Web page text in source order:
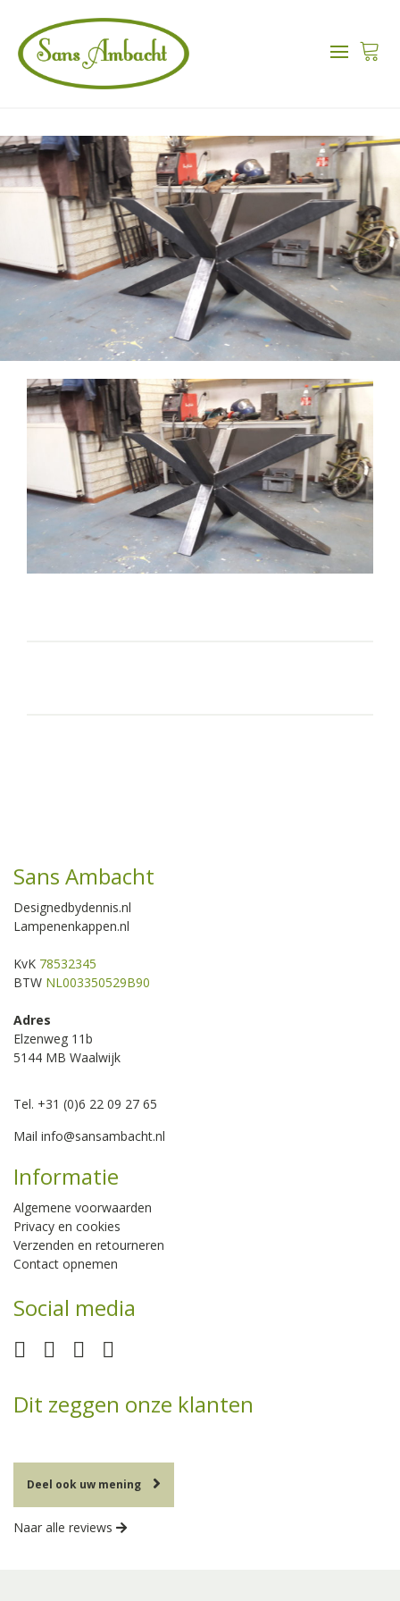
Sans Ambacht
Designedbydennis.nl
Lampenenkappen.nl
KvK 78532345
BTW NL003350529B90
Adres
Elzenweg 11b
5144 MB Waalwijk
Tel. +31 (0)6 22 09 27 65
Mail info@sansambacht.nl
Informatie
Algemene voorwaarden
Privacy en cookies
Verzenden en retourneren
Contact opnemen
Social media
Dit zeggen onze klanten
Deel ook uw mening
Naar alle reviews